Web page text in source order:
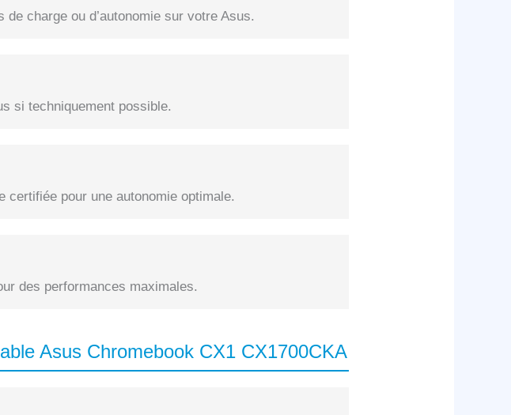
charge ou d’autonomie sur votre Asus.
si techniquement possible.
certifiée pour une autonomie optimale.
des performances maximales.
Asus Chromebook CX1 CX1700CKA